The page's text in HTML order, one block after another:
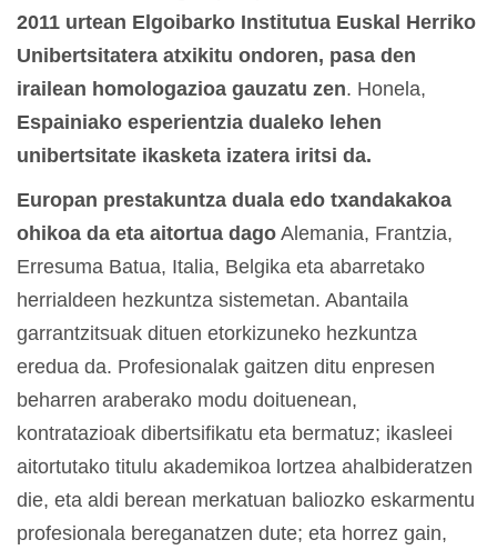
2011 urtean Elgoibarko Institutua Euskal Herriko
Unibertsitatera atxikitu ondoren, pasa den
irailean homologazioa gauzatu zen. Honela,
Espainiako esperientzia dualeko lehen
unibertsitate ikasketa izatera iritsi da.
Europan prestakuntza duala edo txandakakoa
ohikoa da eta aitortua dago Alemania, Frantzia,
Erresuma Batua, Italia, Belgika eta abarretako
herrialdeen hezkuntza sistemetan. Abantaila
garrantzitsuak dituen etorkizuneko hezkuntza
eredua da. Profesionalak gaitzen ditu enpresen
beharren araberako modu doituenean,
kontratazioak dibertsifikatu eta bermatuz; ikasleei
aitortutako titulu akademikoa lortzea ahalbideratzen
die, eta aldi berean merkatuan baliozko eskarmentu
profesionala bereganatzen dute; eta horrez gain,